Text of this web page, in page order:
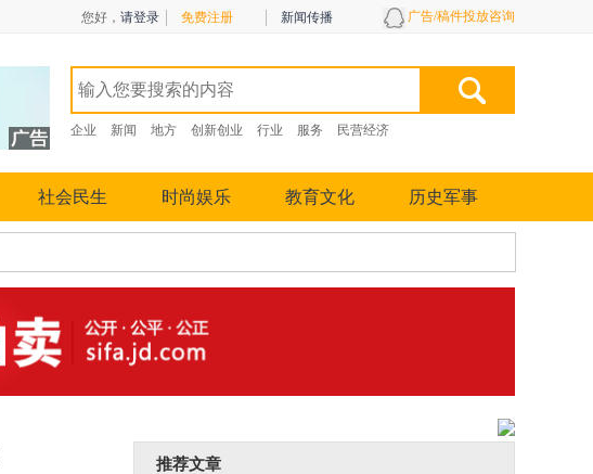
您好， 请登录 免费注册 新闻传播 广告/稿件投放咨询
企业 新闻 地方 创新创业 行业 服务 民营经济
社会民生 时尚娱乐 教育文化 历史军事
推荐文章